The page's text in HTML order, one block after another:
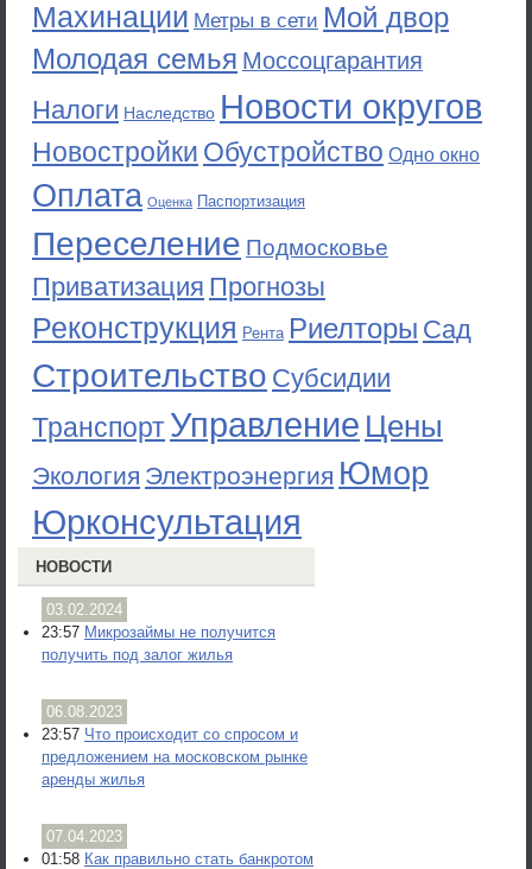
Махинации Метры в сети Мой двор
Молодая семья Моссоцгарантия
Налоги Наследство Новости округов
Новостройки Обустройство Одно окно
Оплата Оценка Паспортизация
Переселение Подмосковье
Приватизация Прогнозы
Реконструкция Рента Риелторы Сад
Строительство Субсидии
ТранспортУправление Цены
Экология Электроэнергия Юмор
Юрконсультация
НОВОСТИ
03.02.2024
23:57 Микрозаймы не получится
получить под залог жилья
06.08.2023
23:57 Что происходит со спросом и
предложением на московском рынке
аренды жилья
07.04.2023
01:58 Как правильно стать банкротом